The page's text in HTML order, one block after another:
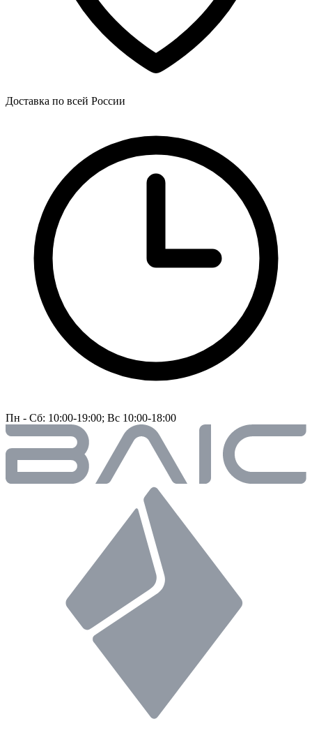
Доставка по всей России
Пн - Сб: 10:00-19:00; Вс 10:00-18:00